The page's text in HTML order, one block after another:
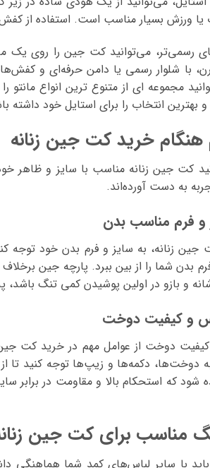
یا ورزش بسیار مناسب است. استفاده از
رسمی‌تر، می‌توانید کت جین را روی یک
با شلوار رسمی یا دامن حرفه‌ای و
مجموعه ای از متنوع ترین انواع
بهترین انتخاب را برای استایل خود داشته
خرید کت جین زنانه
کت جین زنانه مناسب با سایز و ظاهر
به دست آورده‌اند.
و فرم مناسب بدن
زنانه، به سایز و فرم بدن خود توجه
بدن شما را از بین ببرد. پارچه جین
و بازو در اولین پوشیدن کمی تنگ
و کیفیت دوخت
دوخت از عوامل مهم در خرید کت جین
دوخت‌ها، دکمه‌ها و زیپ‌ها توجه کنید
شود که استحکام بالا و مقاومت در
مناسب برای کت جین
با سایر لباس‌های کمد شما هماهنگی